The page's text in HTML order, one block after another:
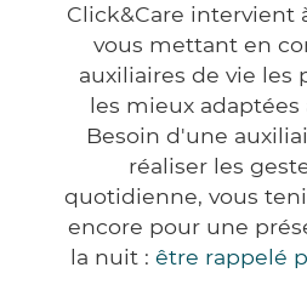
Click&Care intervient
vous mettant en
auxiliaires de vie les
les mieux adaptées
Besoin d'une
réaliser les
quotidienne, vous
encore pour une
la nuit : être rappelé